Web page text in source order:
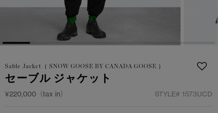
アパレル
アクセサリー
コレクション
アパレル
アクセサリー
コレクション
Sable Jacket（ SNOW GOOSE BY CANADA GOOSE ）
セーブル ジャケット
¥220,000（tax in） STYLE# 1573UCD